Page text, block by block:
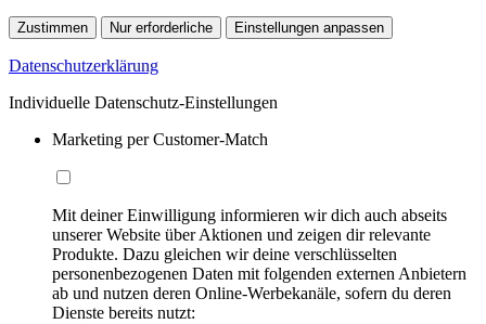
Zustimmen Nur erforderliche Einstellungen anpassen
Datenschutzerklärung
Individuelle Datenschutz-Einstellungen
Marketing per Customer-Match
Mit deiner Einwilligung informieren wir dich auch abseits
unserer Website über Aktionen und zeigen dir relevante
Produkte. Dazu gleichen wir deine verschlüsselten
personenbezogenen Daten mit folgenden externen Anbietern
ab und nutzen deren Online-Werbekanäle, sofern du deren
Dienste bereits nutzt: